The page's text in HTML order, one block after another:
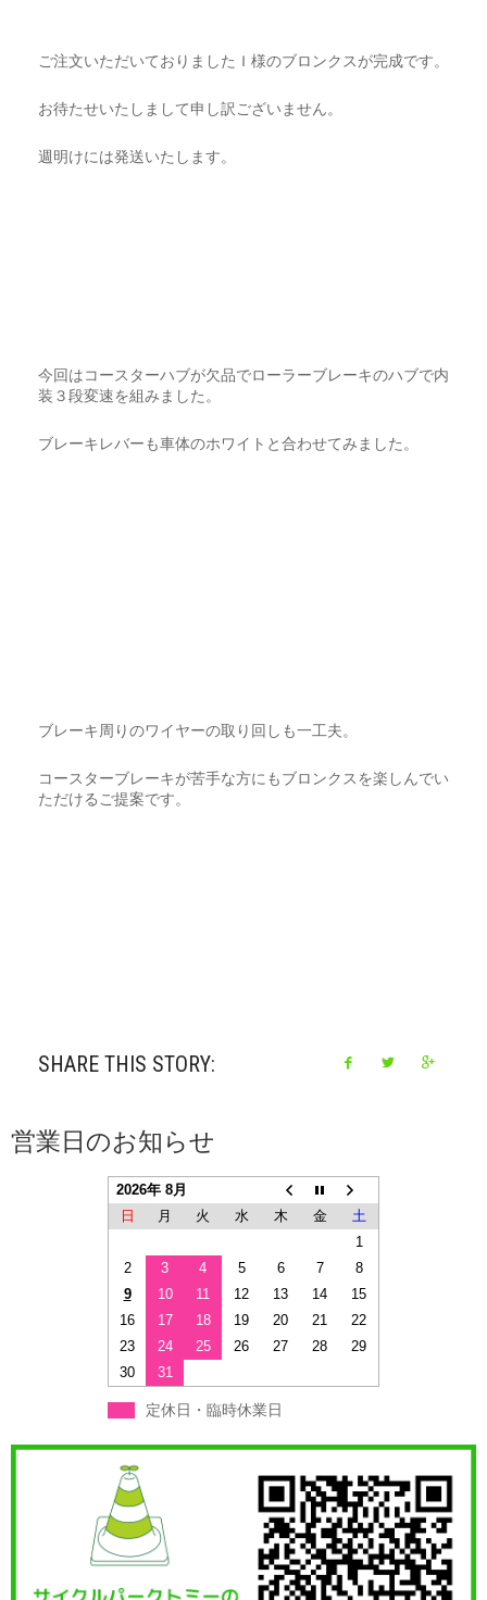
ご注文いただいておりましたＩ様のブロンクスが完成です。
お待たせいたしまして申し訳ございません。
週明けには発送いたします。
今回はコースターハブが欠品でローラーブレーキのハブで内
装３段変速を組みました。
ブレーキレバーも車体のホワイトと合わせてみました。
ブレーキ周りのワイヤーの取り回しも一工夫。
コースターブレーキが苦手な方にもブロンクスを楽しんでい
ただけるご提案です。
SHARE THIS STORY:
営業日のお知らせ
2026年 8月
日
月 火 水 木 金
土
1
2
3 4 5 6 7
8
9
10 11 12 13 14
15
16
17 18 19 20 21
22
23
24 25 26 27 28
29
30
31
定休日・臨時休業日